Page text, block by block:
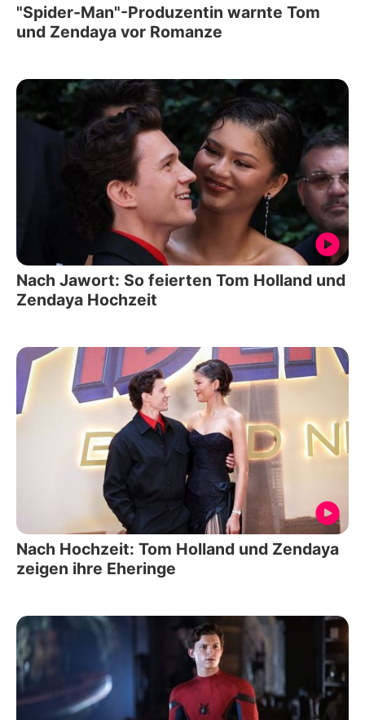
"Spider-Man"-Produzentin warnte Tom
und Zendaya vor Romanze
Nach Jawort: So feierten Tom Holland und
Zendaya Hochzeit
Nach Hochzeit: Tom Holland und Zendaya
zeigen ihre Eheringe